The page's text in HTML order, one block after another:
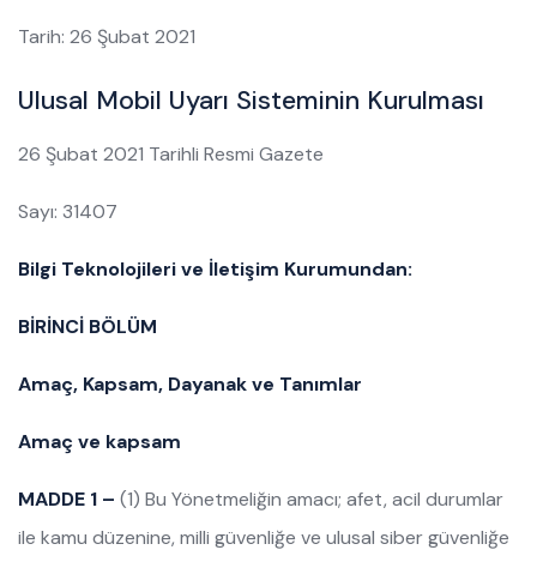
Tarih: 26 Şubat 2021
Ulusal Mobil Uyarı Sisteminin Kurulması
26 Şubat 2021 Tarihli Resmi Gazete
Sayı: 31407
Bilgi Teknolojileri ve İletişim Kurumundan:
BİRİNCİ BÖLÜM
Amaç, Kapsam, Dayanak ve Tanımlar
Amaç ve kapsam
MADDE 1 – (1) Bu Yönetmeliğin amacı; afet, acil durumlar
ile kamu düzenine, milli güvenliğe ve ulusal siber güvenliğe